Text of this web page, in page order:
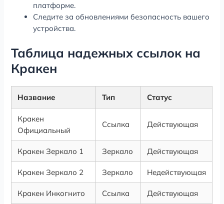
платформе.
Следите за обновлениями безопасность вашего
устройства.
Таблица надежных ссылок на
Кракен
Название Тип Статус
Кракен
Официальный
Ссылка Действующая
Кракен Зеркало 1 Зеркало Действующая
Кракен Зеркало 2 Зеркало Недействующая
Кракен Инкогнито Ссылка Действующая